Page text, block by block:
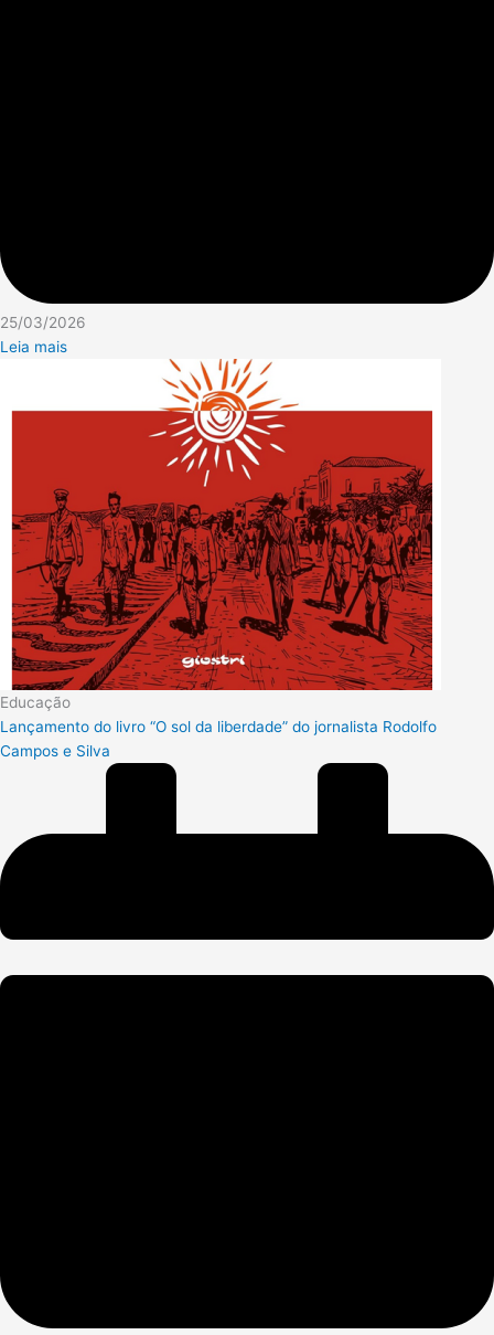
25/03/2026
Leia mais
Educação
Lançamento do livro “O sol da liberdade” do jornalista Rodolfo
Campos e Silva